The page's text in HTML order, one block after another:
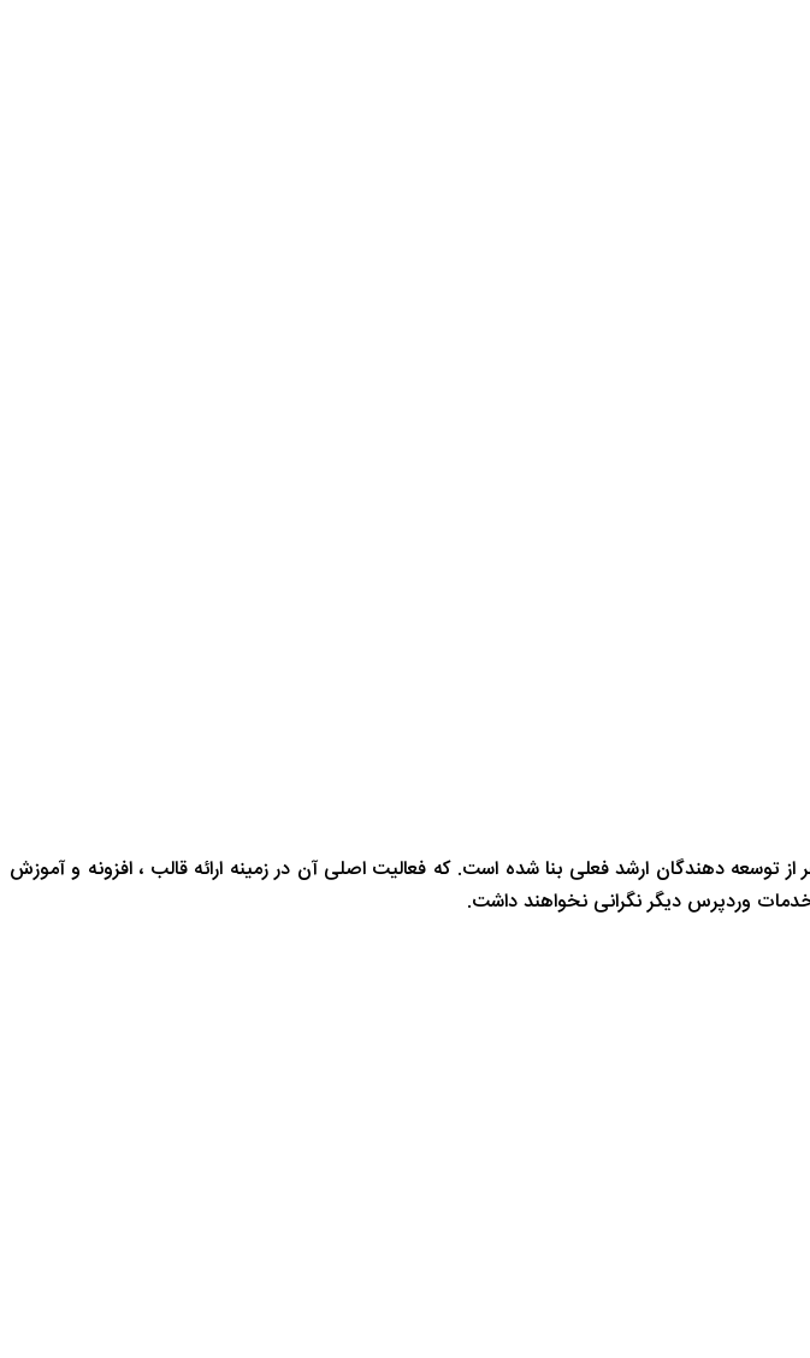
دهندگان بزرگ خدمات وردپرس فارسی می باشد که در سال ۱۳۹۵ توسط دو نفر از توسعه دهندگان ارشد فعلی بنا شده است. که فعالیت اصلی آن در زمینه ارائه قالب ، افزونه و آموزش
خدمات وردپرس دیگر نگرانی نخواهند داشت.